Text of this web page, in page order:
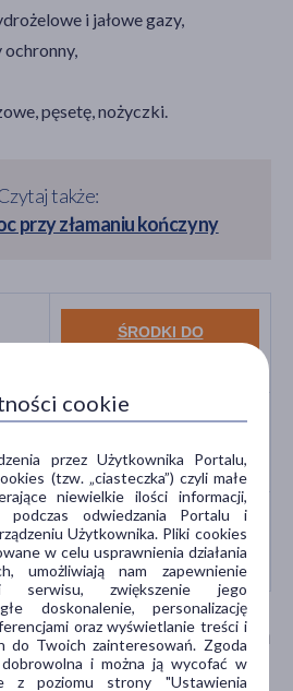
i jałowe gazy,
pęsetę, nożyczki.
także:
przy złamaniu kończyny
ŚRODKI DO
OPATRUNKOWE
PREPARATY DLA
ALERGIKÓW
na zalanych
cookie
przez Użytkownika Portalu,
(tzw. „ciasteczka”) czyli małe
niewielkie ilości informacji,
odwiedzania Portalu i
Użytkownika. Pliki cookies
w celu usprawnienia działania
umożliwiają nam zapewnienie
serwisu, zwiększenie jego
doskonalenie, personalizację
oraz wyświetlanie treści i
do Twoich zainteresowań. Zgoda
i można ją wycofać w
z poziomu strony "Ustawienia